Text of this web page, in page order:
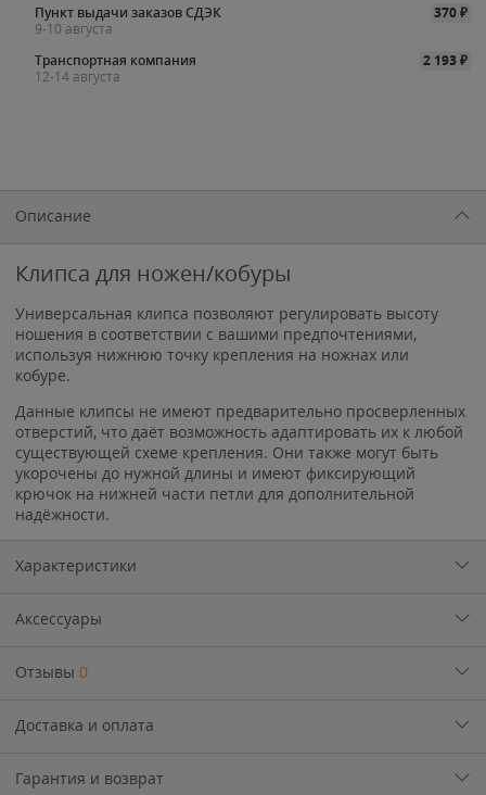
Пункт выдачи заказов СДЭК
370₽
9-10 августа
Транспортная компания
2 193₽
12-14 августа
Описание
Клипса для ножен/кобуры
Универсальная клипса позволяют регулировать высоту
ношения в соответствии с вашими предпочтениями,
используя нижнюю точку крепления на ножнах или
кобуре.
Данные клипсы не имеют предварительно просверленных
отверстий, что даёт возможность адаптировать их к любой
существующей схеме крепления. Они также могут быть
укорочены до нужной длины и имеют фиксирующий
крючок на нижней части петли для дополнительной
надёжности.
Характеристики
Аксессуары
Отзывы 0
Доставка и оплата
Гарантия и возврат